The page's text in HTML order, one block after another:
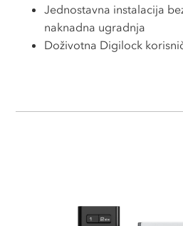
Jednostavna instalacija
naknadna ugradnja
Doživotna Digilock